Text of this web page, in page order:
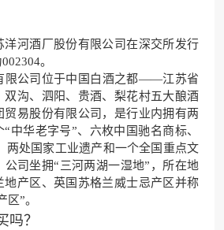
洋河酒厂股份有限公司在深交所发行
。
限公司位于中国白酒之都——江苏省
双沟、泗阳、贵酒、梨花村五大酿酒
贸易股份有限公司，是行业内拥有两
中华老字号”、六枚中国驰名商标、
两处国家工业遗产和一个全国重点文
司坐拥“三河两湖一湿地”，所在地
地产区、英国苏格兰威士忌产区并称
”。
吗？